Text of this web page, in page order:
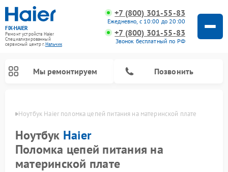
FIX-HAIER
Ремонт устройств Haier
Специализированный
cервисный центр г.Нальчик
+7 (800) 301-55-83
Ежедневно, с 10:00 до 20:00
+7 (800) 301-55-83
Звонок бесплатный по РФ
Мы ремонтируем Позвонить
Ноутбук Haier поломка цепей питания на материнской плате
Ноутбук Haier
Поломка цепей питания на
материнской плате